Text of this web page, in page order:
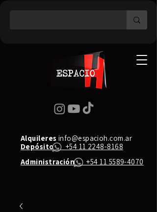
Depósito+54 11 2248-8168
Administración+54 11 5589-4070
Alquileres info@espacioh.com.ar